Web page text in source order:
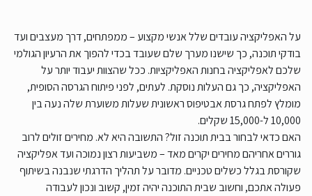
על האפליקציה עובדים שלל אנשי מקצוע – ממפתחים, דרך מעצבים ועד
בודקי תוכנה, כך שישנו מערך שלם שעובד בכדי להפוך את הרעיון הגולמי
שלכם לאפליקציה בחנות האפליקציות. ככל שהצוות יעבוד יותר על
האפליקציה, כך גם העלות נוסקת. לעתים, לפני פיתוח הגרסה הסופית,
מומלץ לפתח גרסת אבטיפוס ראשונית שעלות משוערת שלה נעה בין
10,000 ל-15,000 שקלים.
האם כדאי לבחור בבית תוכנה זול? התשובה היא לא. מחירים זולים לרוב
גוררים אחריהם מחירים יקרים מאד – משביעות רצון נמוכה ועד אפליקציה
שקורסת בגלל כשלים טכניים. מדובר על תהליך הדרגתי שנבנה בשיתוף
פעולה אתכם, וחשוב שבית התוכנה יהיה זמין, קשוב ונכון לעבודה